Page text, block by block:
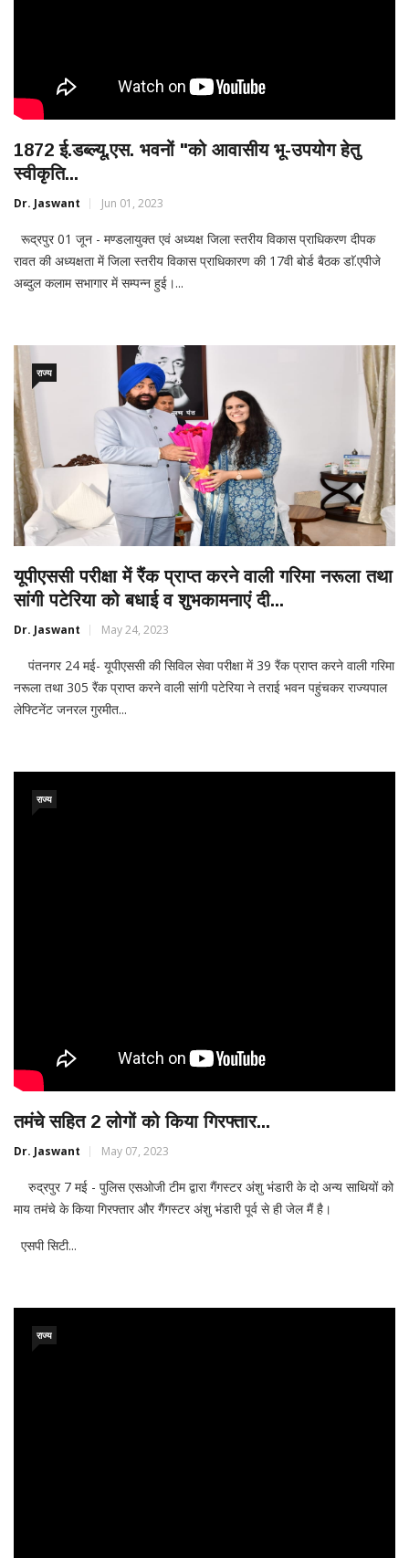
1872 ई.डब्ल्यू.एस. भवनों "को आवासीय भू-उपयोग हेतु
स्वीकृति...
Dr. Jaswant Jun 01, 2023
रूद्रपुर 01 जून - मण्डलायुक्त एवं अध्यक्ष जिला स्तरीय विकास प्राधिकरण दीपक
रावत की अध्यक्षता में जिला स्तरीय विकास प्राधिकारण की 17वी बोर्ड बैठक डाॅ.एपीजे
अब्दुल कलाम सभागार में सम्पन्न हुई।...
राज्य
यूपीएससी परीक्षा में रैंक प्राप्त करने वाली गरिमा नरूला तथा
सांगी पटेरिया को बधाई व शुभकामनाएं दी...
Dr. Jaswant May 24, 2023
पंतनगर 24 मई- यूपीएससी की सिविल सेवा परीक्षा में 39 रैंक प्राप्त करने वाली गरिमा
नरूला तथा 305 रैंक प्राप्त करने वाली सांगी पटेरिया ने तराई भवन पहुंचकर राज्यपाल
लेफ्टिनेंट जनरल गुरमीत...
राज्य
तमंचे सहित 2 लोगों को किया गिरफ्तार...
Dr. Jaswant May 07, 2023
रुद्रपुर 7 मई - पुलिस एसओजी टीम द्वारा गैंगस्टर अंशु भंडारी के दो अन्य साथियों को
माय तमंचे के किया गिरफ्तार और गैंगस्टर अंशु भंडारी पूर्व से ही जेल मैं है।
एसपी सिटी...
राज्य